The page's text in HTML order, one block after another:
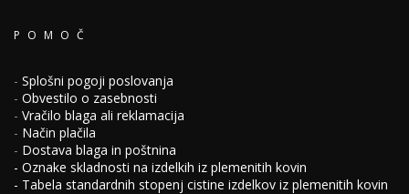
POMOČ
- Splošni pogoji poslovanja
- Obvestilo o zasebnosti
- Vračilo blaga ali reklamacija
- Način plačila
- Dostava blaga in poštnina
- Oznake skladnosti na izdelkih iz plemenitih kovin
- Tabela standardnih stopenj cistine izdelkov iz plemenitih kovin